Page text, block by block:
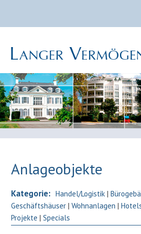
Anlageobjekte
Kategorie: Handel/Logistik |
Geschäftshäuser |Wohnanlagen |
Projekte |Specials